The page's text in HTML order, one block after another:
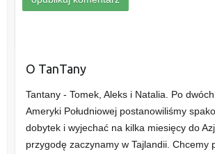
O TanTany
Tantany - Tomek, Aleks i Natalia. Po
Ameryki Południowej postanowiliśmy
dobytek i wyjechać na kilka miesięcy do
przygodę zaczynamy w Tajlandii. Chcemy